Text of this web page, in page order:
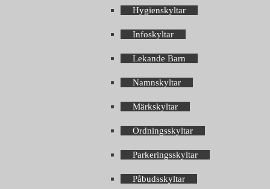
Hygienskyltar
Infoskyltar
Lekande Barn
Namnskyltar
Märkskyltar
Ordningsskyltar
Parkeringsskyltar
Påbudsskyltar